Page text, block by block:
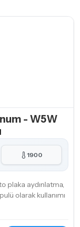
- W5W
1900
plaka aydınlatma,
olarak kullanımı